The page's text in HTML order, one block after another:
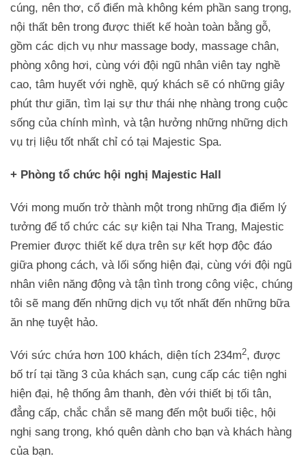
cúng, nên thơ, cổ điển mà không kém phần sang trọng,
nội thất bên trong được thiết kế hoàn toàn bằng gỗ,
gồm các dịch vụ như massage body, massage chân,
phòng xông hơi, cùng với đội ngũ nhân viên tay nghề
cao, tâm huyết với nghề, quý khách sẽ có những giây
phút thư giãn, tìm lại sự thư thái nhẹ nhàng trong cuộc
sống của chính mình, và tận hưởng những những dịch
vụ trị liệu tốt nhất chỉ có tại Majestic Spa.
+ Phòng tổ chức hội nghị Majestic Hall
Với mong muốn trở thành một trong những địa điểm lý
tưởng để tổ chức các sự kiện tại Nha Trang, Majestic
Premier được thiết kế dựa trên sự kết hợp độc đáo
giữa phong cách, và lối sống hiện đại, cùng với đội ngũ
nhân viên năng động và tận tình trong công việc, chúng
tôi sẽ mang đến những dịch vụ tốt nhất đến những bữa
ăn nhẹ tuyệt hảo.
Với sức chứa hơn 100 khách, diện tích 234m2, được
bố trí tại tầng 3 của khách sạn, cung cấp các tiện nghi
hiện đại, hệ thống âm thanh, đèn với thiết bị tối tân,
đẳng cấp, chắc chắn sẽ mang đến một buổi tiệc, hội
nghị sang trọng, khó quên dành cho bạn và khách hàng
của bạn.